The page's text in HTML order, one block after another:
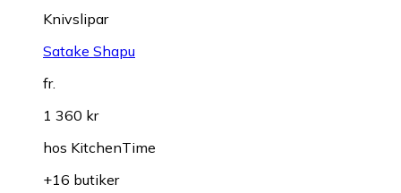
Knivslipar
Satake Shapu
fr.
1 360 kr
hos KitchenTime
+16 butiker